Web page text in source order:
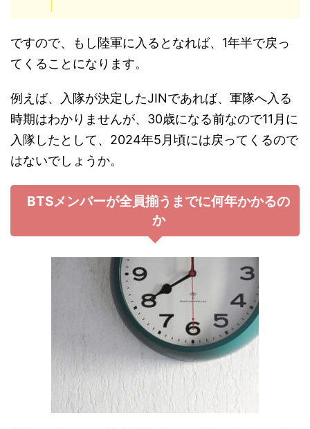
ですので、もし陸軍に入るとなれば、1年半で戻っ
てくることになります。
例えば、入隊が決定したJINであれば、軍隊へ入る
時期はわかりませんが、30歳になる前なので11月に
入隊したとして、2024年5月頃には戻ってくるので
はないでしょうか。
BTSメンバーが全員揃うまでに何年かかるの
か